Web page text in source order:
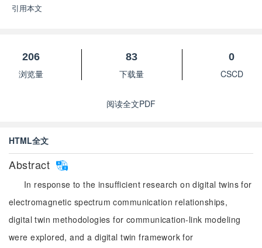
引用本文
206
浏览量
83
下载量
0
CSCD
阅读全文PDF
HTML全文
Abstract
In response to the insufficient research on digital twins for
electromagnetic spectrum communication relationships,
digital twin methodologies for communication-link modeling
were explored, and a digital twin framework for